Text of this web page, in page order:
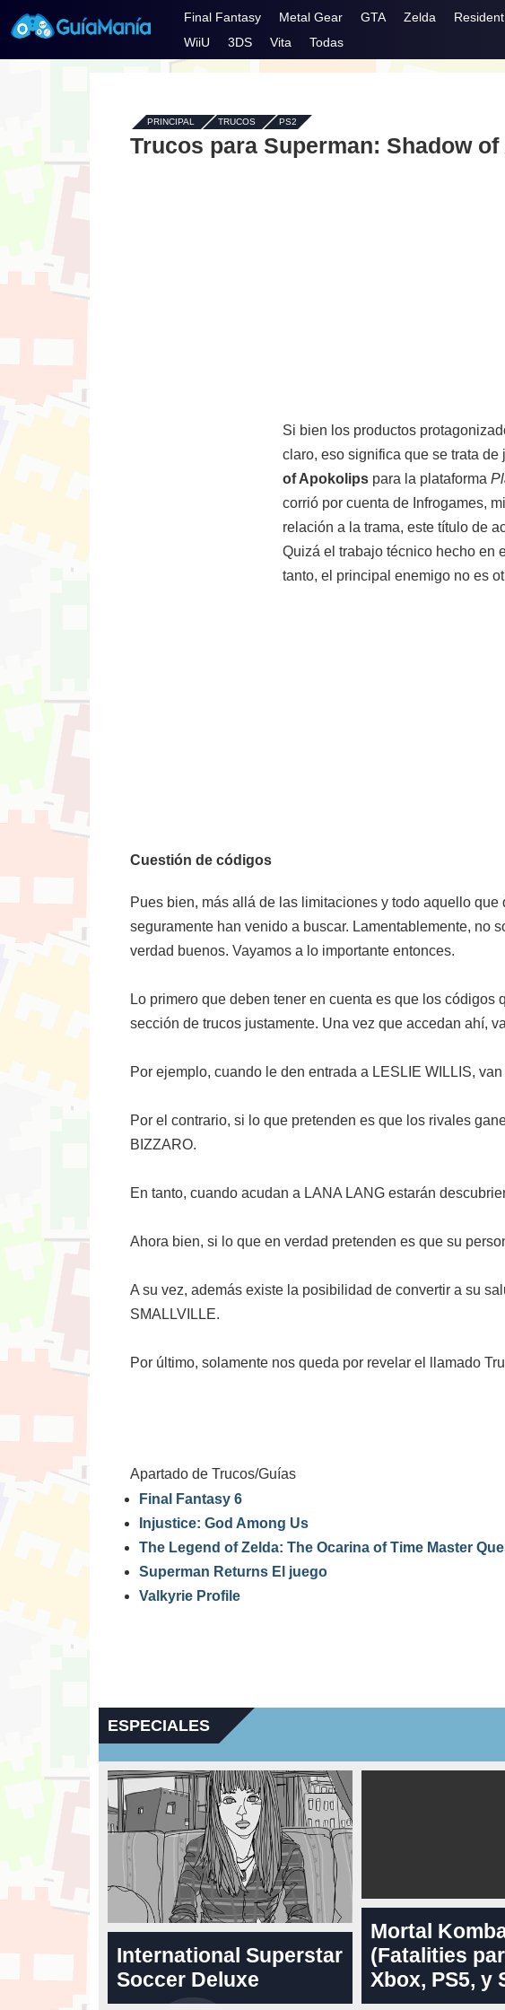
Final Fantasy Metal Gear GTA Zelda
WiiU
3DS Vita Todas
PRINCIPAL - TRUCOS- PS2
Trucos para Superman: Shadow
Si bien los productos
claro, eso significa que se trata
of Apokolips para la plataforma
corrió por cuenta de Infrogames,
relación a la trama, este título de
Quizá el trabajo técnico hecho en
tanto, el principal enemigo no es
Cuestión de códigos
Pues bien, más allá de las limitaciones y todo aquello
seguramente han venido a buscar. Lamentablemente, no
verdad buenos. Vayamos a lo importante entonces.
Lo primero que deben tener en cuenta es que los
sección de trucos justamente. Una vez que accedan ahí,
Por ejemplo, cuando le den entrada a LESLIE WILLIS,
Por el contrario, si lo que pretenden es que los rivales
BIZZARO.
En tanto, cuando acudan a LANA LANG estarán
Ahora bien, si lo que en verdad pretenden es que su
A su vez, además existe la posibilidad de convertir a su
SMALLVILLE.
Por último, solamente nos queda por revelar el llamado
Apartado de Trucos/Guías
Final Fantasy 6
Injustice: God Among Us
The Legend of Zelda: The Ocarina of Time Master
Superman Returns El juego
Valkyrie Profile
ESPECIALES
International Superstar
Soccer Deluxe
Mortal
(Fatalities
Xbox, PS5, y